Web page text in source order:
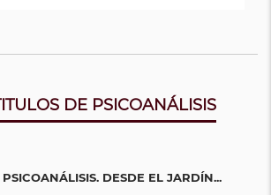
DE PSICOANÁLISIS
DESDE EL JARDÍN...